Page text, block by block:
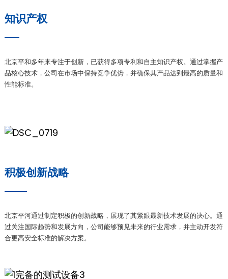
知识产权
北京平和多年来专注于创新，已获得多项专利和自主知识产权。通过掌握产
品核心技术，公司在市场中保持竞争优势，并确保其产品达到最高的质量和
性能标准。
积极创新战略
北京平河通过制定积极的创新战略，展现了其紧跟最新技术发展的决心。通
过关注国际趋势和发展方向，公司能够预见未来的行业需求，并主动开发符
合更高安全标准的解决方案。